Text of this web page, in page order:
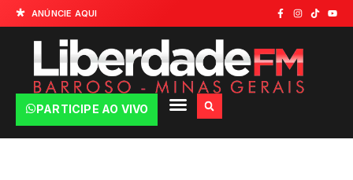
ANÚNCIE AQUI
PARTICIPE AO VIVO